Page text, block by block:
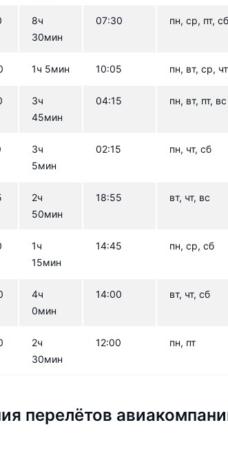
8ч
30мин
07:30 пн, ср, пт, сб
1ч 5мин 10:05 пн, вт, ср, чт
3ч
45мин
04:15 пн, вт, пт, вс
3ч
5мин
02:15 пн, чт, сб
2ч
50мин
18:55 вт, чт, вс
1ч
15мин
14:45 пн, ср, сб
4ч
0мин
14:00 вт, чт, сб
2ч
30мин
12:00 пн, пт
перелётов